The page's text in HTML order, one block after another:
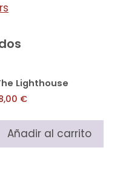
Lighthouse
€
Añadir al carrito